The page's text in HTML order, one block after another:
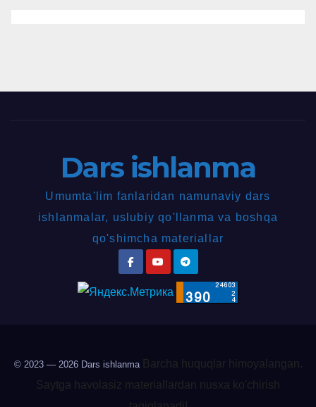
Dars ishlanma
Umumta'lim fanlaridan namunaviy dars
ishlanmalar, uslubiy qo'llanma va boshqa
qo'shimcha materiallar
© 2023 — 2026Dars ishlanmaBarcha huquqlar himoyalangan.
Saytga havolasiz materiallardan nusxa ko'chirish